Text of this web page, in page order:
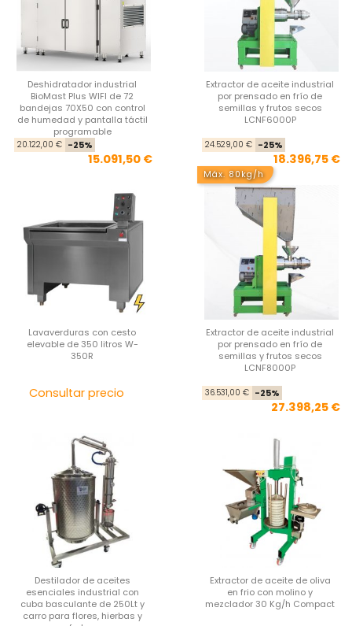
Deshidratador industrial
BioMast Plus WIFI de 72
bandejas 70X50 con control
de humedad y pantalla táctil
programable
Precio base
20.122,00 € -25%
15.091,50 €
Extractor de aceite industrial
por prensado en frío de
semillas y frutos secos
LCNF6000P
24.529,00 € -25%
18.396,75 €
Lavaverduras con cesto
elevable de 350 litros W-
350R
Consultar precio
Máx. 80kg/h
Extractor de aceite industrial
por prensado en frío de
semillas y frutos secos
LCNF8000P
36.531,00 € -25%
27.398,25 €
Destilador de aceites
esenciales industrial con
cuba basculante de 250Lt y
carro para flores, hierbas y
Extractor de aceite de oliva
en frio con molino y
mezclador 30 Kg/h Compact